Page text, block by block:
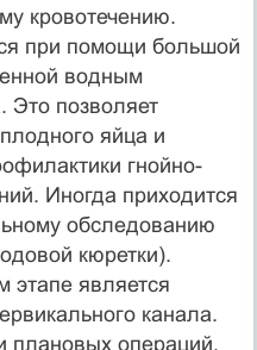
кровотечению.
при помощи большой
водным
Это позволяет
яйца и
гнойно-
Иногда приходится
обследованию
кюретки).
является
канала.
плановых операций,